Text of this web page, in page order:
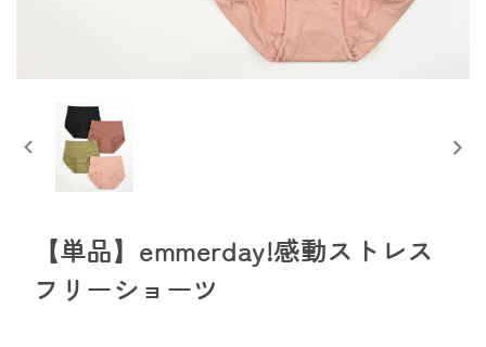
【単品】emmerday!感動ストレス
フリーショーツ